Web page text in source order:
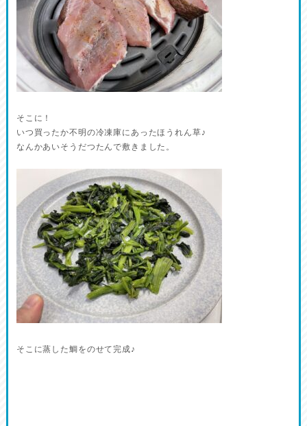
そこに！
いつ買ったか不明の冷凍庫にあったほうれん草♪
なんかあいそうだつたんで敷きました。
そこに蒸した鯛をのせて完成♪